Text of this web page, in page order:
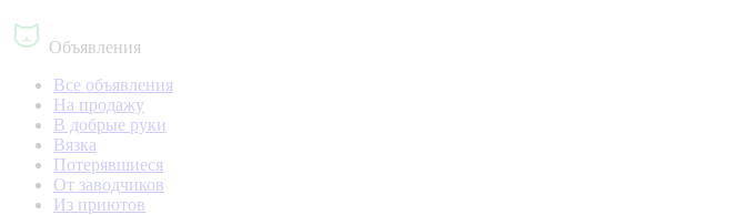
Объявления
Все объявления
На продажу
В добрые руки
Вязка
Потерявшиеся
От заводчиков
Из приютов